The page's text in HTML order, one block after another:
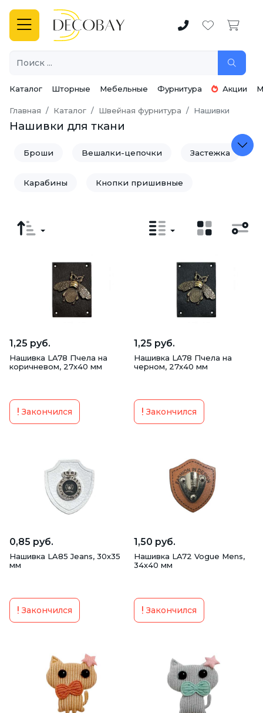
Каталог Шторные Мебельные Фурнитура Акции
Главная Каталог Швейная фурнитура Нашивки
Нашивки для ткани
Броши Вешалки-цепочки Застежка
Карабины Кнопки пришивные
Подплечники Пряжка ременная
Фурнитура для нижнего белья
Булавки и игольницы
Косая бейка Кринолин | Pегилин
Лента, тесьма, кант Молнии
Наконечник для шнура Нашивки
Нитки швейные Ножницы
Резинка для одежды
Шнуры
1,25 руб.
Нашивка LA78 Пчела на
коричневом, 27х40 мм
Закончился
1,25 руб.
Нашивка LA78 Пчела на
черном, 27х40 мм
Закончился
0,85 руб.
Нашивка LA85 Jeans, 30х35
мм
Закончился
1,50 руб.
Нашивка LA72 Vogue Mens,
34х40 мм
Закончился